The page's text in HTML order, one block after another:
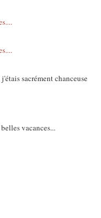
sacrément chanceuse
vacances...